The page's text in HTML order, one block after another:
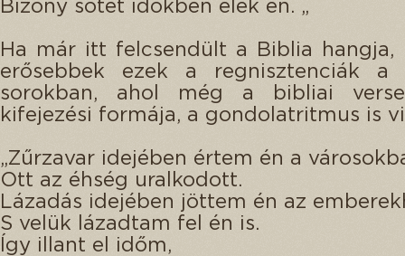
Bizony sötét időkben élek én. „
Ha már itt felcsendült a Biblia hangja,
erősebbek ezek a regnisztenciák a
sorokban, ahol még a bibliai
kifejezési formája, a gondolatritmus is
„Zűrzavar idejében értem én a
Ott az éhség uralkodott.
Lázadás idejében jöttem én az
S velük lázadtam fel én is.
Így illant el időm,